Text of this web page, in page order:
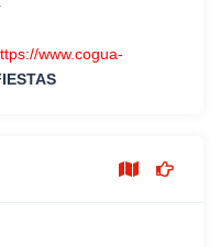
www.cogua-